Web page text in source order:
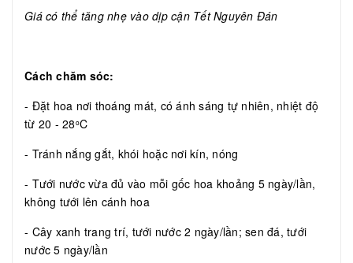
Giá có thể tăng nhẹ vào dịp cận Tết Nguyên Đán
Cách chăm sóc:
- Đặt hoa nơi thoáng mát, có ánh sáng tự nhiên, nhiệt độ
từ 20 - 28oC
- Tránh nắng gắt, khói hoặc nơi kín, nóng
- Tưới nước vừa đủ vào mỗi gốc hoa khoảng 5 ngày/lần,
không tưới lên cánh hoa
- Cây xanh trang trí, tưới nước 2 ngày/lần; sen đá, tưới
nước 5 ngày/lần